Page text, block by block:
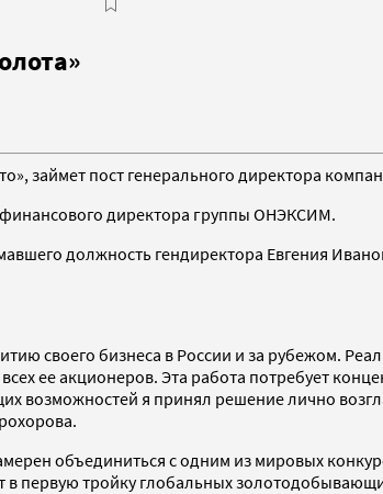
займет пост генерального директора
финансового директора группы ОНЭКСИМ.
должность гендиректора Евгения
своего бизнеса в России и за рубежом.
ее акционеров. Эта работа потребует
возможностей я принял решение лично
объединиться с одним из мировых
первую тройку глобальных